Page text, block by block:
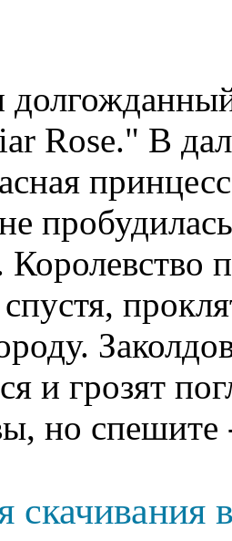
Rose." В
Королевство
и грозят
но спешите
скачивания